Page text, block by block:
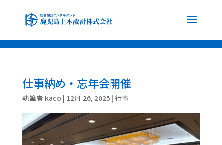
仕事納め・忘年会開催
執筆者 kado | 12月 26, 2025 | 行事